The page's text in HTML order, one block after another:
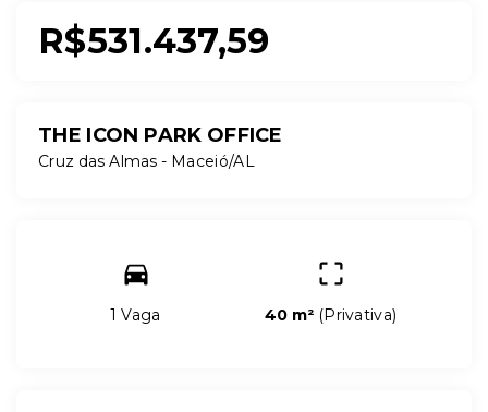
R$531.437,59
THE ICON PARK OFFICE
Cruz das Almas - Maceió/AL
1 Vaga 40 m² (Privativa)